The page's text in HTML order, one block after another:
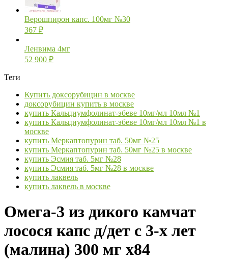
Верошпирон капс. 100мг №30
367 ₽
Ленвима 4мг
52 900 ₽
Теги
Купить доксорубицин в москве
доксорубицин купить в москве
купить Кальциумфолинат-эбеве 10мг/мл 10мл №1
купить Кальциумфолинат-эбеве 10мг/мл 10мл №1 в
москве
купить Меркаптопурин таб. 50мг №25
купить Меркаптопурин таб. 50мг №25 в москве
купить Эсмия таб. 5мг №28
купить Эсмия таб. 5мг №28 в москве
купить лаквель
купить лаквель в москве
Омега-3 из дикого камчат
лосося капс д/дет с 3-х лет
(малина) 300 мг х84